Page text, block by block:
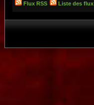
Flux RSS Liste des flux